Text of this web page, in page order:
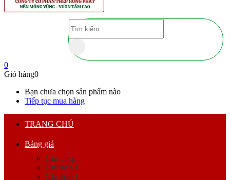
0
Giỏ hàng0
Bạn chưa chọn sản phẩm nào
Tiếp tục mua hàng
TRANG CHỦ
Bảng giá
Giá Thép I
Giá thép H
Giá thép U